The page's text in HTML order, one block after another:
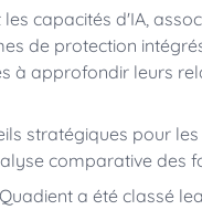
capacités d'IA,
de protection
à approfondir leurs
stratégiques pour
comparative des
a été classé